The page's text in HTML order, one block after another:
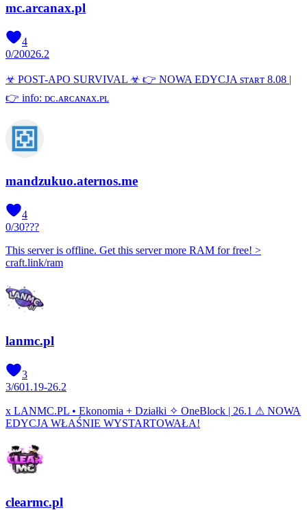
mc.arcanax.pl
4
0/20026.2
☣ POST-APO SURVIVAL ☣ 👉 NOWA EDYCJA sᴛᴀʀᴛ 8.08 |
👉 info: ᴅᴄ.ᴀʀᴄᴀɴᴀx.ᴘʟ
mandzukuo.aternos.me
4
0/30???
This server is offline. Get this server more RAM for free! >
craft.link/ram
lanmc.pl
3
3/601.19-26.2
x LANMC.PL • Ekonomia + Działki ✧ OneBlock | 26.1 ⚠ NOWA
EDYCJA WŁAŚNIE WYSTARTOWAŁA!
clearmc.pl